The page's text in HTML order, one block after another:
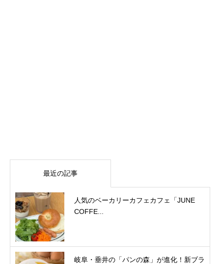
最近の記事
人気のベーカリーカフェカフェ「JUNE
COFFE...
岐阜・垂井の「パンの森」が進化！新ブラ